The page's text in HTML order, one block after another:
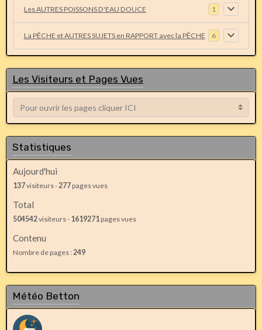
Les AUTRES POISSONS D'EAU DOUCE 1
La PÊCHE et AUTRES SUJETS en RAPPORT avec la PÊCHE 6
Les Visiteurs et Pages Vues
Statistiques
Aujourd'hui
137visiteurs -277pages vues
Total
504542visiteurs - 1619271pages vues
Contenu
Nombre de pages :249
Météo Betton